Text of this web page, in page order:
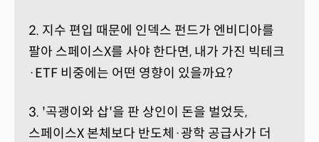
2. 지수 편입 때문에 인덱스 펀드가 엔비디아를
팔아 스페이스X를 사야 한다면, 내가 가진 빅테크
·ETF 비중에는 어떤 영향이 있을까요?
3. '곡괭이와 삽'을 판 상인이 돈을 벌었듯,
스페이스X 본체보다 반도체·광학 공급사가 더